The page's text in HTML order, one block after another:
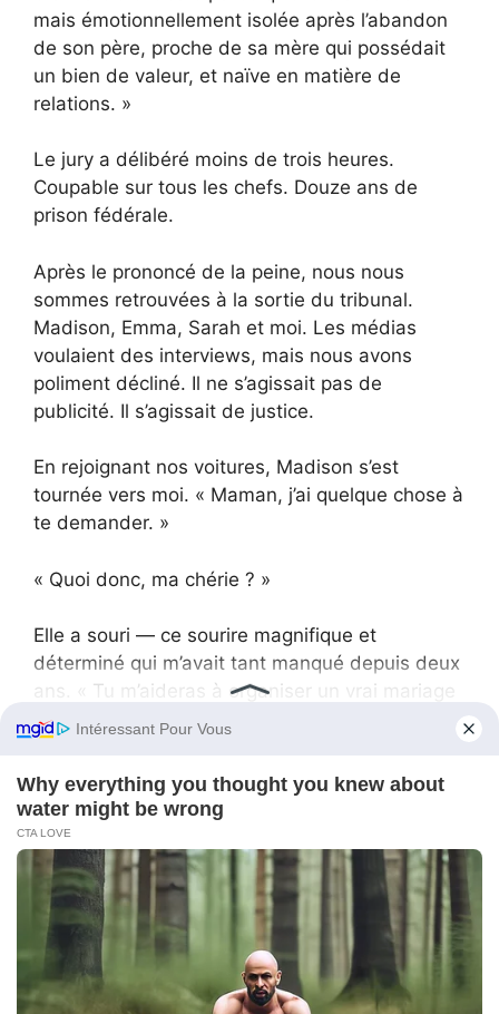
mais émotionnellement isolée après l’abandon
de son père, proche de sa mère qui possédait
un bien de valeur, et naïve en matière de
relations. »
Le jury a délibéré moins de trois heures.
Coupable sur tous les chefs. Douze ans de
prison fédérale.
Après le prononcé de la peine, nous nous
sommes retrouvées à la sortie du tribunal.
Madison, Emma, Sarah et moi. Les médias
voulaient des interviews, mais nous avons
poliment décliné. Il ne s’agissait pas de
publicité. Il s’agissait de justice.
En rejoignant nos voitures, Madison s’est
tournée vers moi. « Maman, j’ai quelque chose à
te demander. »
« Quoi donc, ma chérie ? »
Elle a souri — ce sourire magnifique et
déterminé qui m’avait tant manqué depuis deux
ans. « Tu m’aideras à organiser un vrai mariage
? Un jour, quand je trouverai quelqu’un qui me
Parce que celui qui ne sait pas apprécier ma
mère ne me mérite pas. »
J’ai senti les larmes me monter aux yeux. « Ce
serait un honneur. »
« Et Maman… la maison de plage. En vérité, j’ai
toujours rêvé de me marier là-bas, pieds nus
dans le sable, avec des guirlandes lumineuses